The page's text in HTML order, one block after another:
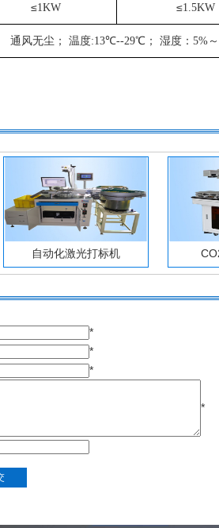
≤1KW ≤1.5KW
通风无尘； 温度:13℃--29℃； 湿度： 5%～
自动化激光打标机
*
*
*
*